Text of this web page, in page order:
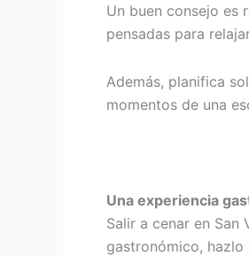
Un buen consejo es
pensadas para
Además, planifica
momentos de una
Una experiencia
Salir a cenar en
gastronómico,